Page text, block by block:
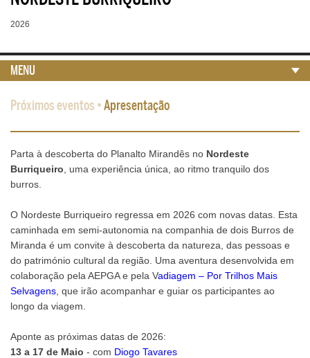
2026
Próximos eventos •Apresentação
Parta à descoberta do Planalto Mirandês no Nordeste
Burriqueiro , uma experiência única, ao ritmo tranquilo dos
burros.
O Nordeste Burriqueiro regressa em 2026 com novas datas. Esta
caminhada em semi-autonomia na companhia de dois Burros de
Miranda é um convite à descoberta da natureza, das pessoas e
do património cultural da região. Uma aventura desenvolvida em
colaboração pela AEPGA e pela Vadiagem – Por Trilhos Mais
Selvagens , que irão acompanhar e guiar os participantes ao
longo da viagem.
Aponte as próximas datas de 2026:
13 a 17 de Maio - com Diogo Tavares
MENU